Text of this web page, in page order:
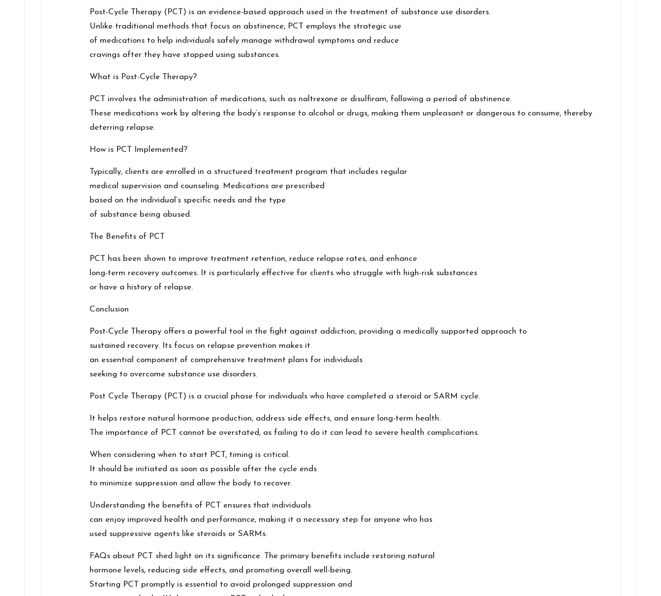
Post-Cycle Therapy (PCT) is an evidence-based approach used in the treatment of substance use disorders.
Unlike traditional methods that focus on abstinence, PCT employs the strategic use
of medications to help individuals safely manage withdrawal symptoms and reduce
cravings after they have stopped using substances.
What is Post-Cycle Therapy?
PCT involves the administration of medications, such as naltrexone or disulfiram, following a period of abstinence.
These medications work by altering the body’s response to alcohol or drugs, making them unpleasant or dangerous to consume, thereby
deterring relapse.
How is PCT Implemented?
Typically, clients are enrolled in a structured treatment program that includes regular
medical supervision and counseling. Medications are prescribed
based on the individual’s specific needs and the type
of substance being abused.
The Benefits of PCT
PCT has been shown to improve treatment retention, reduce relapse rates, and enhance
long-term recovery outcomes. It is particularly effective for clients who struggle with high-risk substances
or have a history of relapse.
Conclusion
Post-Cycle Therapy offers a powerful tool in the fight against addiction, providing a medically supported approach to
sustained recovery. Its focus on relapse prevention makes it
an essential component of comprehensive treatment plans for individuals
seeking to overcome substance use disorders.
Post Cycle Therapy (PCT) is a crucial phase for individuals who have completed a steroid or SARM cycle.
It helps restore natural hormone production, address side effects, and ensure long-term health.
The importance of PCT cannot be overstated, as failing to do it can lead to severe health complications.
When considering when to start PCT, timing is critical.
It should be initiated as soon as possible after the cycle ends
to minimize suppression and allow the body to recover.
Understanding the benefits of PCT ensures that individuals
can enjoy improved health and performance, making it a necessary step for anyone who has
used suppressive agents like steroids or SARMs.
FAQs about PCT shed light on its significance. The primary benefits include restoring natural
hormone levels, reducing side effects, and promoting overall well-being.
Starting PCT promptly is essential to avoid prolonged suppression and